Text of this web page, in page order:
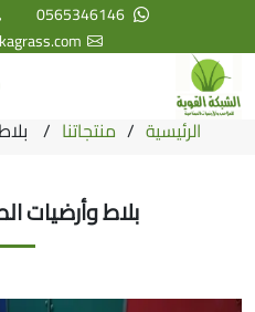
0565346146
الرئيسية منتجاتنا
بلاط وأرضيات